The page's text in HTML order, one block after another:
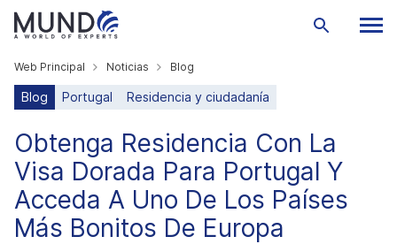
Web Principal Noticias Blog
Blog Portugal Residencia y ciudadanía
Obtenga Residencia Con La
Visa Dorada Para Portugal Y
Acceda A Uno De Los Países
Más Bonitos De Europa